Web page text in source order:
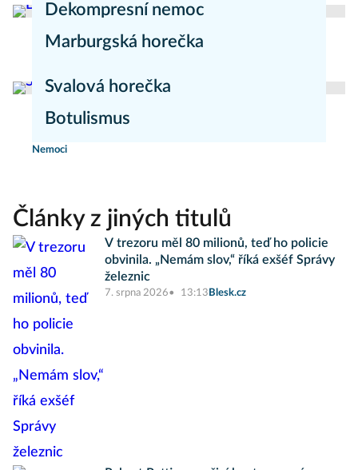
Dekompresní nemoc
Nemoci
Marburgská horečka
Svalová horečka
redakce Moje zdravíNemoci
Botulismus
Nemoci
Články z jiných titulů
V trezoru měl 80 milionů, teď ho policie
obvinila. „Nemám slov,“ říká exšéf Správy
železnic
7. srpna 2026 13:13 Blesk.cz